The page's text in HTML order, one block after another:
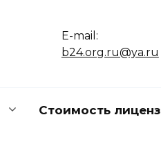
E-mail:
b24.org.ru@ya.ru
Стоимость